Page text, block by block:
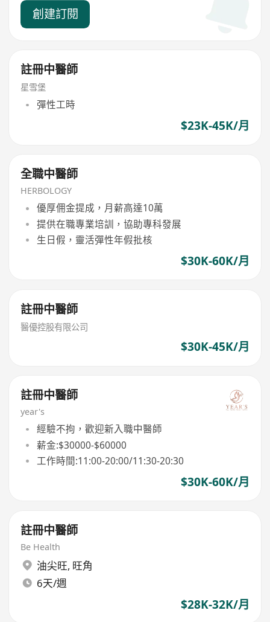
創建訂閱
註冊中醫師
星雪堡
彈性工時
$23K-45K/月
全職中醫師
HERBOLOGY
優厚佣金提成，月薪高達10萬
提供在職專業培訓，協助專科發展
生日假，靈活彈性年假批核
$30K-60K/月
註冊中醫師
醫優控股有限公司
$30K-45K/月
註冊中醫師
year's
經驗不拘，歡迎新入職中醫師
薪金:$30000-$60000
工作時間:11:00-20:00/11:30-20:30
$30K-60K/月
註冊中醫師
Be Health
油尖旺, 旺角
6天/週
$28K-32K/月